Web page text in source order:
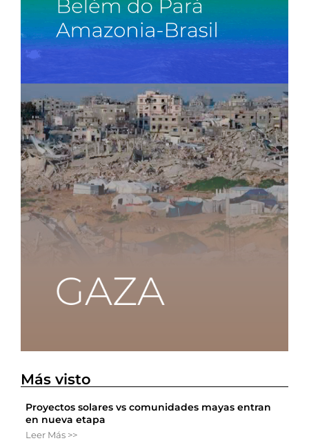
Más visto
Proyectos solares vs comunidades mayas entran
en nueva etapa
Leer Más >>